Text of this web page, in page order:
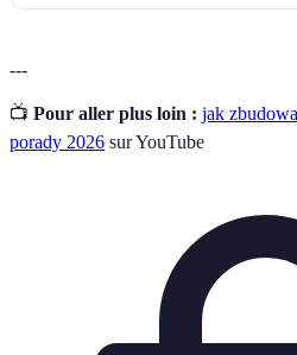
---
📺 Pour aller plus loin : jak
porady 2026 sur YouTube